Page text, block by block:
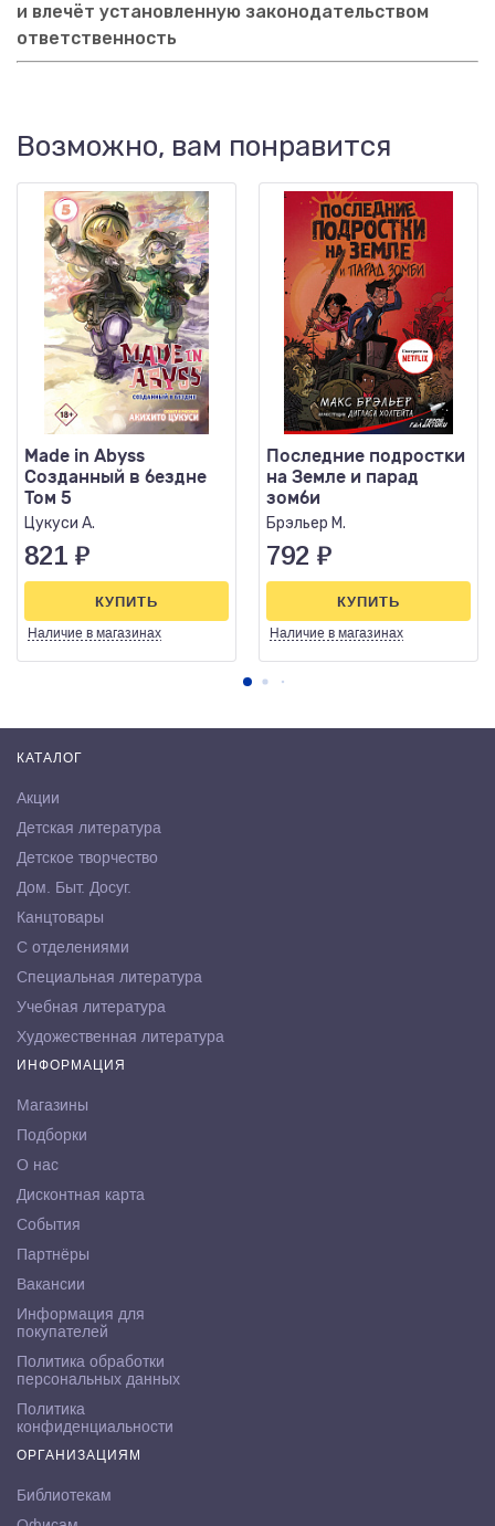
и влечёт установленную законодательством
ответственность
Возможно, вам понравится
Made in Abyss
Созданный в бездне
Том 5
Цукуси А.
821 ₽
Наличие в магазинах
КУПИТЬ
Последние подростки
на Земле и парад
зомби
Брэльер М.
792 ₽
Наличие в магазинах
КУПИТЬ
КАТАЛОГ
Акции
Детская литература
Детское творчество
Дом. Быт. Досуг.
Канцтовары
С отделениями
Специальная литература
Учебная литература
Художественная литература
ИНФОРМАЦИЯ
Магазины
Подборки
О нас
Дисконтная карта
События
Партнёры
Вакансии
Информация для
покупателей
Политика обработки
персональных данных
Политика
конфиденциальности
ОРГАНИЗАЦИЯМ
Библиотекам